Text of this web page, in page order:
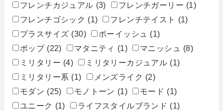
フレンチカジュアル (3) フレンチガーリー (1)
フレンチゴシック (1) フレンチテイスト
(1)
プラスサイズ (30) ボーイッシュ
(1)
ポップ (22) マタニティ (1) マニッシュ
(8)
ミリタリー (4) ミリタリーカジュアル (1)
ミリタリー系 (1) メンズライク (2)
モダン (25) モノトーン (1) モード (1)
ユニーク (1) ライフスタイルブランド (1)